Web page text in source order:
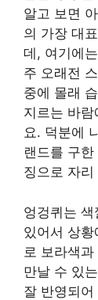
알고 보면
의 가장 대
데, 여기에
주 오래전
중에 몰래
지르는 바
요. 덕분에
랜드를 구
징으로 자
엉겅퀴는
있어서 상
로 보라색
만날 수 있
잘 반영되